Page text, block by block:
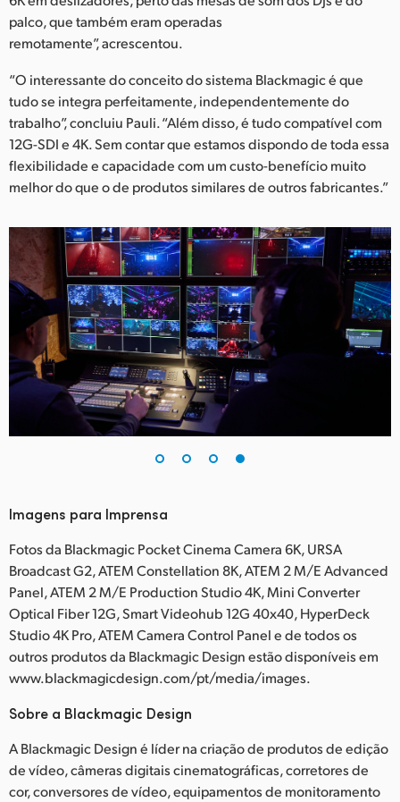
palco, que também eram operadas
remotamente”, acrescentou.
“O interessante do conceito do sistema Blackmagic é que
tudo se integra perfeitamente, independentemente do
trabalho”, concluiu Pauli. “Além disso, é tudo compatível com
12G-SDI e 4K. Sem contar que estamos dispondo de toda essa
flexibilidade e capacidade com um custo-benefício muito
melhor do que o de produtos similares de outros fabricantes.”
Imagens para Imprensa
Fotos da Blackmagic Pocket Cinema Camera 6K, URSA
Broadcast G2, ATEM Constellation 8K, ATEM 2 M/E Advanced
Panel, ATEM 2 M/E Production Studio 4K, Mini Converter
Optical Fiber 12G, Smart Videohub 12G 40x40, HyperDeck
Studio 4K Pro, ATEM Camera Control Panel e de todos os
outros produtos da Blackmagic Design estão disponíveis em
www.blackmagicdesign.com/pt/media/images.
Sobre a Blackmagic Design
A Blackmagic Design é líder na criação de produtos de edição
de vídeo, câmeras digitais cinematográficas, corretores de
cor, conversores de vídeo, equipamentos de monitoramento